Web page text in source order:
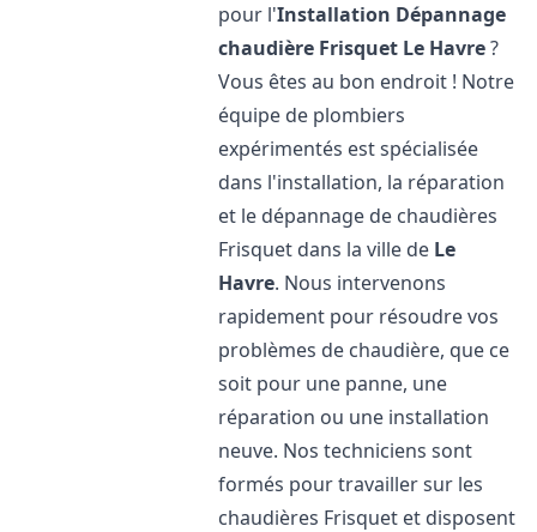
pour l'Installation Dépannage
chaudière Frisquet Le Havre?
Vous êtes au bon endroit ! Notre
équipe de plombiers
expérimentés est spécialisée
dans l'installation, la réparation
et le dépannage de chaudières
Frisquet dans la ville de Le
Havre. Nous intervenons
rapidement pour résoudre vos
problèmes de chaudière, que ce
soit pour une panne, une
réparation ou une installation
neuve. Nos techniciens sont
formés pour travailler sur les
chaudières Frisquet et disposent